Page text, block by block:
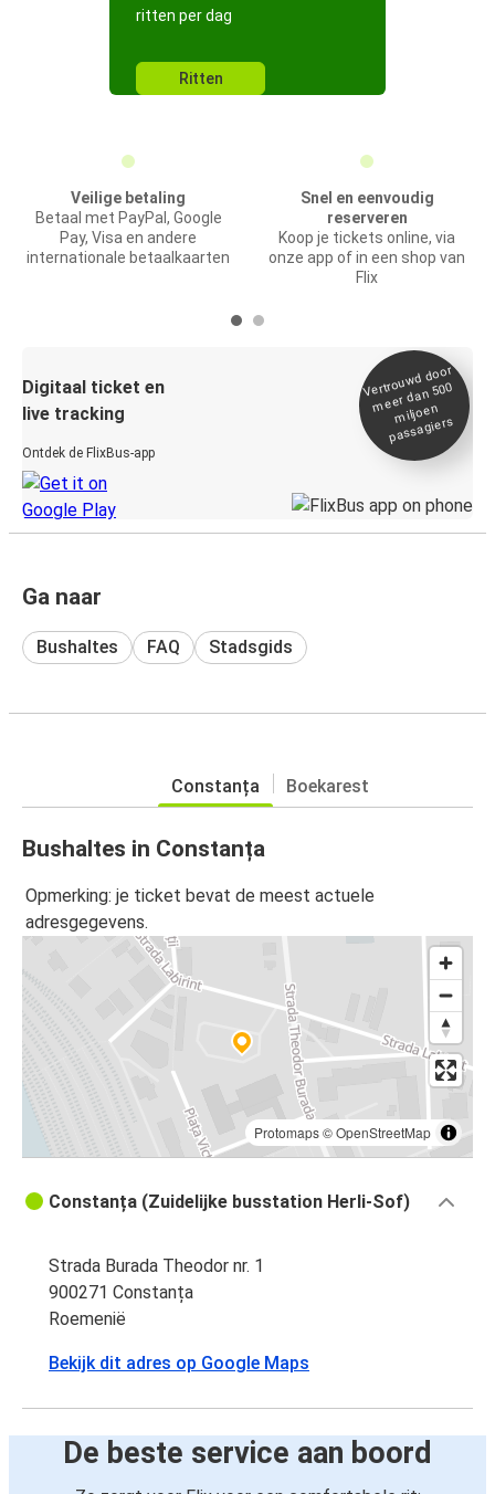
ritten per dag
Ritten
Veilige betaling
Betaal met PayPal, Google
Pay, Visa en andere
internationale betaalkaarten
Snel en eenvoudig
reserveren
Koop je tickets online, via
onze app of in een shop van
Flix
Digitaal ticket en
live tracking
Ontdek de FlixBus-app
Vertrou
wd door
meer dan 500
miljoen
passagiers
Ga naar
Bushaltes FAQ Stadsgids
Constanța Boekarest
Bushaltes in Constanța
Opmerking: je ticket bevat de meest actuele
adresgegevens.
Protomaps©OpenStreetMap
Constanța (Zuidelijke busstation Herli-Sof)
Strada Burada Theodor nr. 1
900271 Constanța
Roemenië
Bekijk dit adres op Google Maps
De beste service aan boord